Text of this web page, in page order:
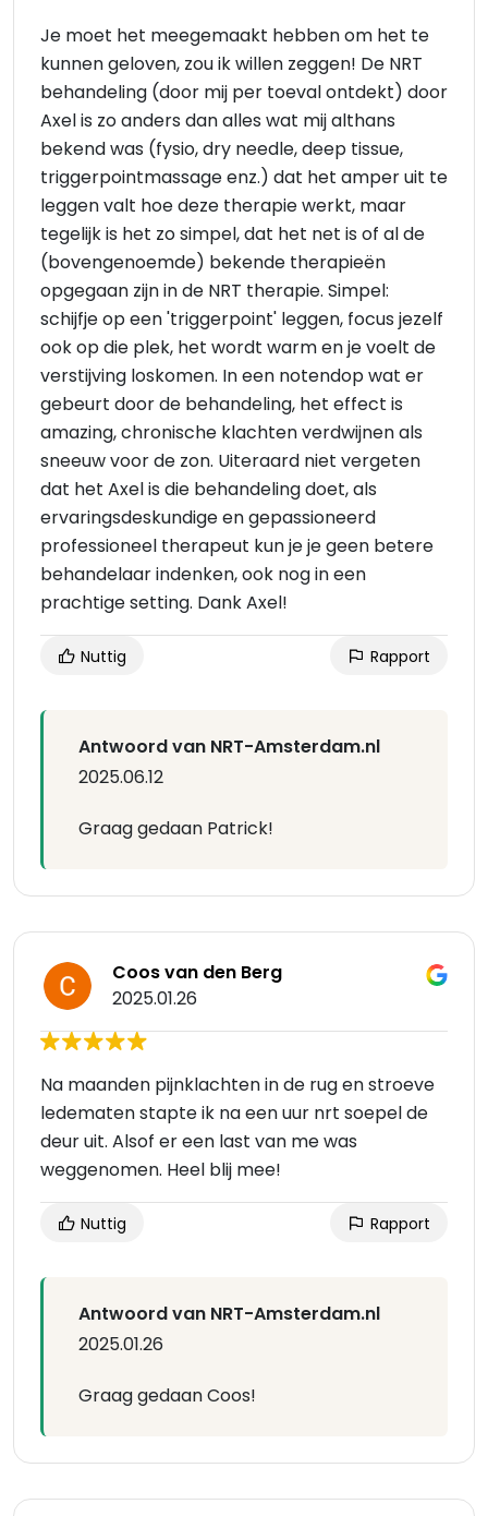
Je moet het meegemaakt hebben om het te
kunnen geloven, zou ik willen zeggen! De NRT
behandeling (door mij per toeval ontdekt) door
Axel is zo anders dan alles wat mij althans
bekend was (fysio, dry needle, deep tissue,
triggerpointmassage enz.) dat het amper uit te
leggen valt hoe deze therapie werkt, maar
tegelijk is het zo simpel, dat het net is of al de
(bovengenoemde) bekende therapieën
opgegaan zijn in de NRT therapie. Simpel:
schijfje op een 'triggerpoint' leggen, focus jezelf
ook op die plek, het wordt warm en je voelt de
verstijving loskomen. In een notendop wat er
gebeurt door de behandeling, het effect is
amazing, chronische klachten verdwijnen als
sneeuw voor de zon. Uiteraard niet vergeten
dat het Axel is die behandeling doet, als
ervaringsdeskundige en gepassioneerd
professioneel therapeut kun je je geen betere
behandelaar indenken, ook nog in een
prachtige setting. Dank Axel!
Nuttig Rapport
Antwoord van NRT-Amsterdam.nl
2025.06.12
Graag gedaan Patrick!
Coos van den Berg
2025.01.26
Na maanden pijnklachten in de rug en stroeve
ledematen stapte ik na een uur nrt soepel de
deur uit. Alsof er een last van me was
weggenomen. Heel blij mee!
Nuttig Rapport
Antwoord van NRT-Amsterdam.nl
2025.01.26
Graag gedaan Coos!